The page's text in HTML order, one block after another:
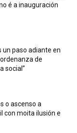
é a inauguración
un paso adiante en
de
social”
o ascenso a
con moita ilusión e